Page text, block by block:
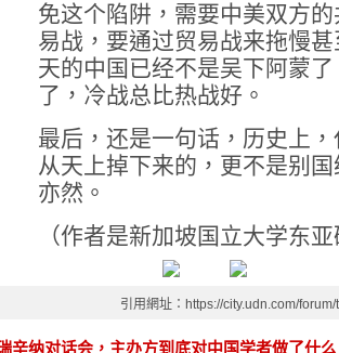
免这个陷阱，需要中美双方
易战，要通过贸易战来拖慢
天的中国已经不是吴下阿蒙
了，冷战总比热战好。
最后，还是一句话，历史上
从天上掉下来的，更不是别
亦然。
（作者是新加坡国立大学东
引用網址：https://city.udn.com/
辛纳对话会，主办方到底对中国学者做了什